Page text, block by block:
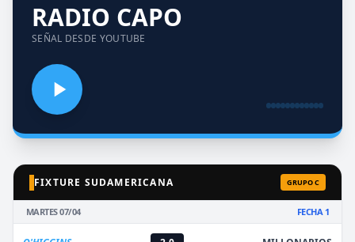
RADIO CAPO
SEÑAL DESDE YOUTUBE
FIXTURE SUDAMERICANA GRUPO C
MARTES 07/04 FECHA 1